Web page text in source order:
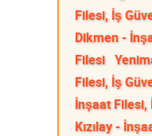
Filesi, İş
Dikmen -
Filesi
Filesi, İş
İnşaat
Kızılay -